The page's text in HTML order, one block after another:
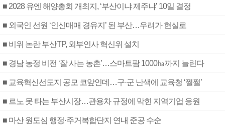
■ 2028 유엔 해양총회 개최지, ‘부산이냐 제주냐’ 10일 결정
■ 외국인 선원 ‘인신매매 경유지’ 된 부산…우려가 현실로
■ 비위 논란 부산TP, 외부인사 혁신위 설치
■ 경남 농정 비전 ‘잘 사는 농촌’…스마트팜 1000㏊까지 늘린다
■ 교육혁신선도지 공모 코앞인데…구·군 난색에 교육청 ‘쩔쩔’
■ 르노 못 타는 부산시장…관용차 규정에 막힌 지역기업 응원
■ 마산 원도심 행정·주거복합단지 연내 준공 수순